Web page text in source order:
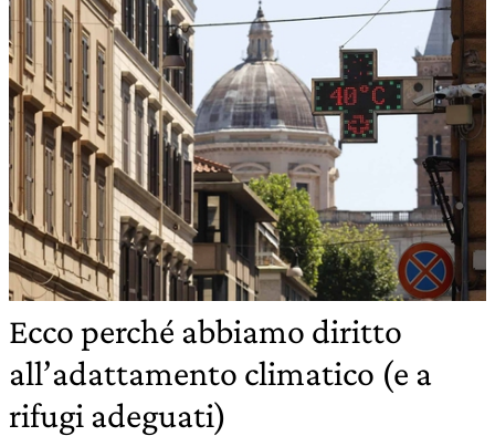
Ecco perché abbiamo diritto
all’adattamento climatico (e a
rifugi adeguati)